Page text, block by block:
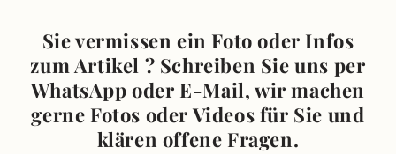
Sie vermissen ein Foto oder Infos
zum Artikel ? Schreiben Sie uns per
WhatsApp oder E-Mail, wir machen
gerne Fotos oder Videos für Sie und
klären offene Fragen.